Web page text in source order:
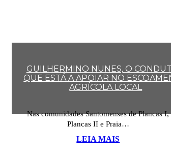
GUILHERMINO NUNES, O
QUE ESTÁ A APOIAR NO
AGRÍCOLA LOCAL
Nas comunidades Santomenses de Plancas I,
Plancas II e Praia…
LEIA MAIS